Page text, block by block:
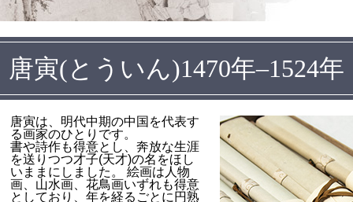
唐寅(とういん)1470年–1524年
唐寅は、明代中期の中国を代表す
る画家のひとりです。
書や詩作も得意とし、奔放な生涯
を送りつつ才子(天才)の名をほし
いままにしました。 絵画は人物
画、山水画、花鳥画いずれも得意
としており、年を経るごとに円熟